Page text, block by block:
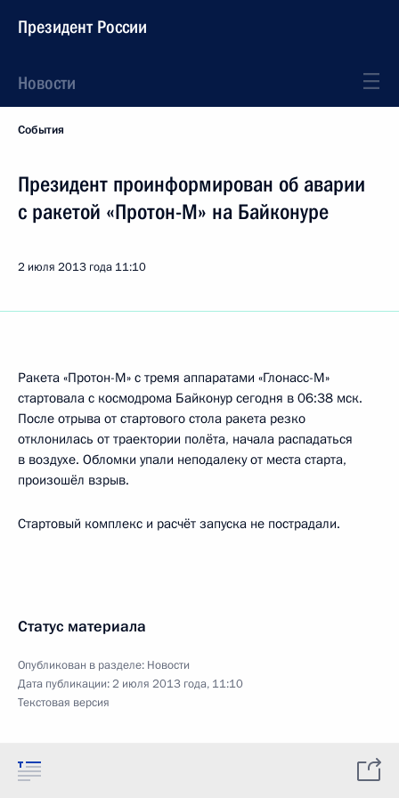
Президент России
Новости
События
Президент проинформирован об аварии
с ракетой «Протон-М» на Байконуре
2 июля 2013 года 11:10
Ракета «Протон-М» с тремя аппаратами «Глонасс-М»
стартовала с космодрома Байконур сегодня в 06:38 мск.
После отрыва от стартового стола ракета резко
отклонилась от траектории полёта, начала распадаться
в воздухе. Обломки упали неподалеку от места старта,
произошёл взрыв.
Стартовый комплекс и расчёт запуска не пострадали.
Статус материала
Опубликован в разделе: Новости
Дата публикации:2 июля 2013 года, 11:10
Текстовая версия